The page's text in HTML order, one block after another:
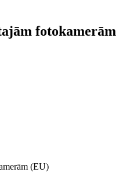
fotokamerām
(EU)